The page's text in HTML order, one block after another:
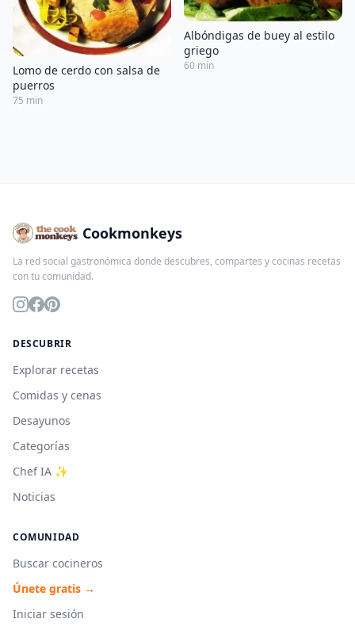
Lomo de cerdo con salsa de
puerros
75 min
Albóndigas de buey al estilo
griego
60 min
Cookmonkeys
La red social gastronómica donde descubres, compartes y cocinas recetas
con tu comunidad.
DESCUBRIR
Explorar recetas
Comidas y cenas
Desayunos
Categorías
Chef IA ✨
Noticias
COMUNIDAD
Buscar cocineros
Únete gratis →
Iniciar sesión